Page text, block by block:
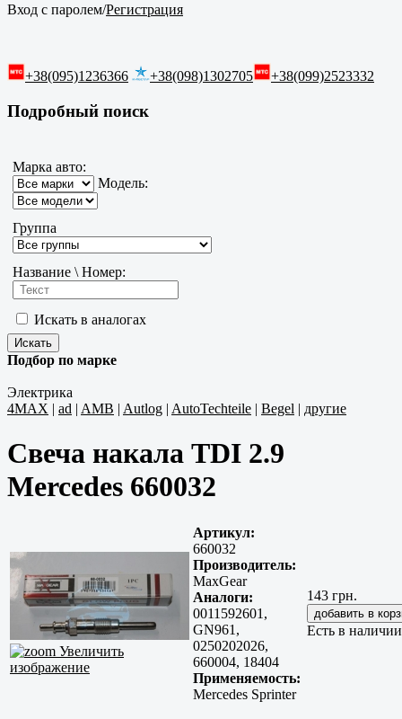
Вход с паролем/Регистрация
+38(095)1236366 +38(098)1302705 +38(099)2523332
Подробный поиск
Марка авто:
Модель:
Группа
Название \ Номер:
Искать в аналогах
Подбор по марке
Электрика
4MAX | ad | AMB | Autlog | AutoTechteile | Begel | другие
Свеча накала TDI 2.9
Mercedes 660032
Увеличить
изображение
Артикул:
660032
Производитель:
MaxGear
Аналоги:
0011592601,
GN961,
0250202026,
660004, 18404
Применяемость:
Mercedes Sprinter
143 грн.
Есть в наличии